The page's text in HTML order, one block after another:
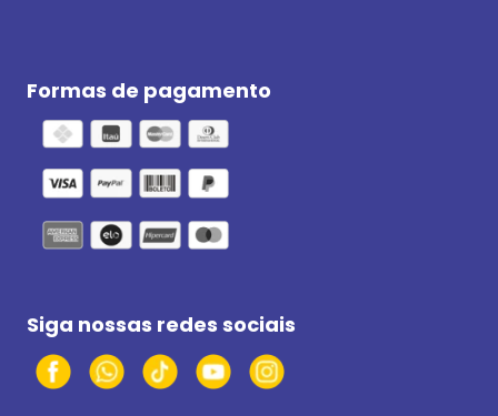
Formas de pagamento
Siga nossas redes sociais